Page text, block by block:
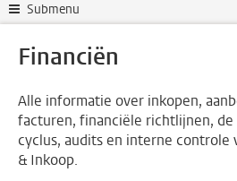
Submenu
Financiën
Alle informatie over inkopen,
facturen, financiële richtlijnen,
cyclus, audits en interne controle
& Inkoop.